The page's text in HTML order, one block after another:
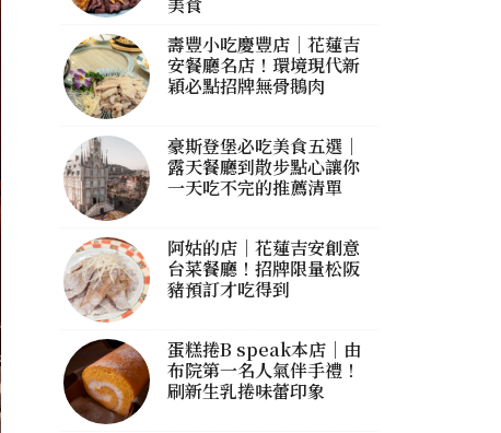
壽豐小吃慶豐店｜花蓮吉
安餐廳名店！環境現代新
穎必點招牌無骨鵝肉
豪斯登堡必吃美食五選｜
露天餐廳到散步點心讓你
一天吃不完的推薦清單
阿姑的店｜花蓮吉安創意
台菜餐廳！招牌限量松阪
豬預訂才吃得到
蛋糕捲B speak本店｜由
布院第一名人氣伴手禮！
刷新生乳捲味蕾印象